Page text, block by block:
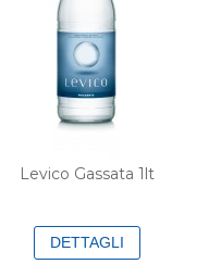
Levico Gassata 1lt
DETTAGLI